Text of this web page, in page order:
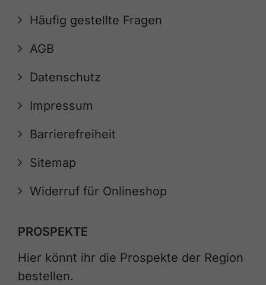
Häufig gestellte Fragen
AGB
Datenschutz
Impressum
Barrierefreiheit
Sitemap
Widerruf für Onlineshop
PROSPEKTE
Hier könnt ihr die Prospekte der Region
bestellen.